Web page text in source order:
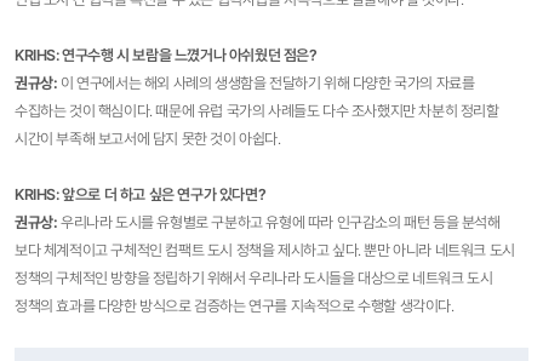
KRIHS: 연구수행 시 보람을 느꼈거나 아쉬웠던 점은?
권규상: 이 연구에서는 해외 사례의 생생함을 전달하기 위해 다양한 국가의 자료를
수집하는 것이 핵심이다. 때문에 유럽 국가의 사례들도 다수 조사했지만 차분히 정리할
시간이 부족해 보고서에 담지 못한 것이 아쉽다.
KRIHS: 앞으로 더 하고 싶은 연구가 있다면?
권규상:우리나라 도시를 유형별로 구분하고 유형에 따라 인구감소의 패턴 등을 분석해
보다 체계적이고 구체적인 컴팩트 도시 정책을 제시하고 싶다. 뿐만 아니라 네트워크 도시
정책의 구체적인 방향을 정립하기 위해서 우리나라 도시들을 대상으로 네트워크 도시
정책의 효과를 다양한 방식으로 검증하는 연구를 지속적으로 수행할 생각이다.